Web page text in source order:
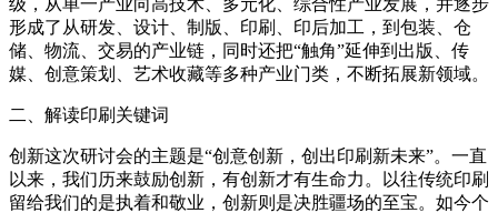
形成了从研发、设计、制版、印刷、印后加工，到包装、仓
储、物流、交易的产业链，同时还把“触角”延伸到出版、传
媒、创意策划、艺术收藏等多种产业门类，不断拓展新领域。
二、解读印刷关键词
创新这次研讨会的主题是“创意创新，创出印刷新未来”。一直
以来，我们历来鼓励创新，有创新才有生命力。以往传统印刷
留给我们的是执着和敬业，创新则是决胜疆场的至宝。如今个